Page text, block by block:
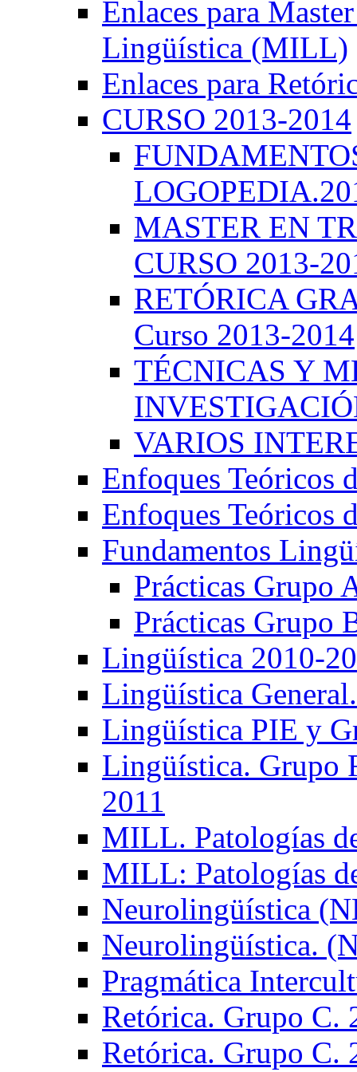
Enlaces para
Lingüística (MILL)
Enlaces para
CURSO 2013-2014
MASTER EN
CURSO 2013-
RETÓRICA
Curso 2013-2014
TÉCNICAS Y
VARIOS
Enfoques Teóricos
Enfoques Teóricos
Fundamentos
Prácticas Grupo
Prácticas Grupo
Lingüística 2010-
Lingüística
Lingüística PIE y
Lingüística. Grupo
2011
MILL. Patologías
MILL: Patologías
Neurolingüística
Neurolingüística.
Pragmática
Retórica. Grupo C.
Retórica. Grupo C.